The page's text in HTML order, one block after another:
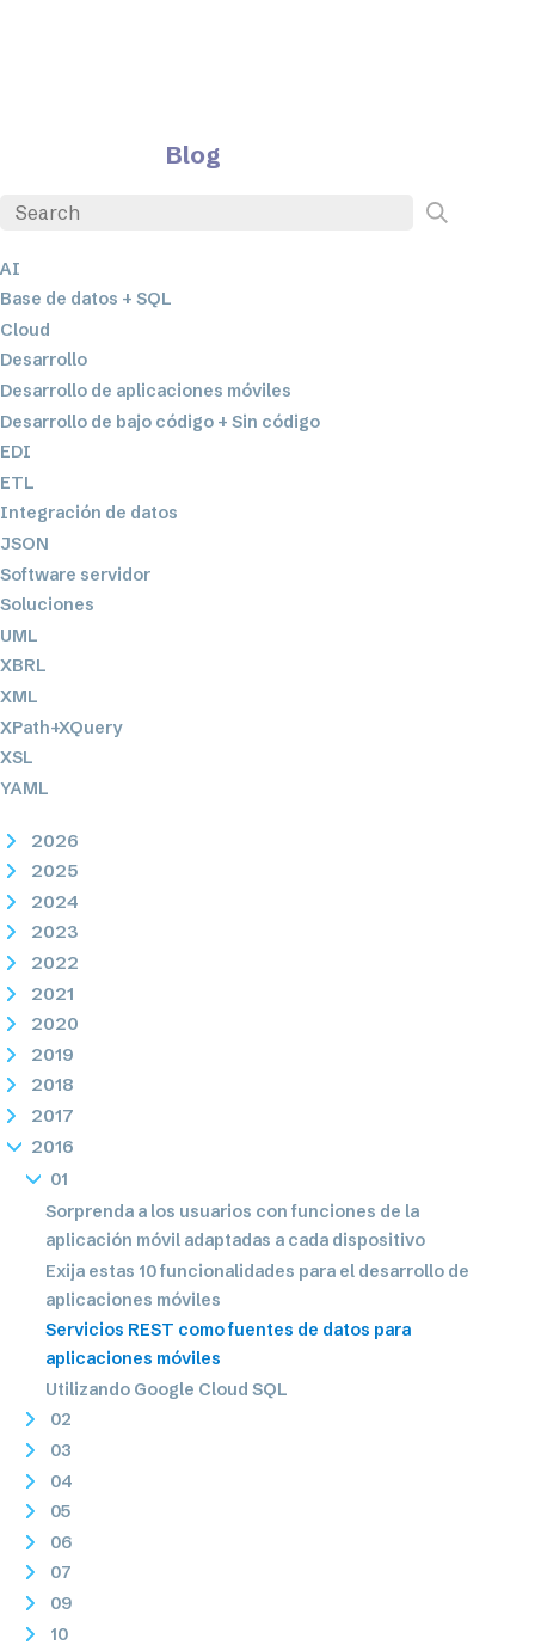
Blog
AI
Base de datos + SQL
Cloud
Desarrollo
Desarrollo de aplicaciones móviles
Desarrollo de bajo código + Sin código
EDI
ETL
Integración de datos
JSON
Software servidor
Soluciones
UML
XBRL
XML
XPath+XQuery
XSL
YAML
2026
2025
2024
2023
2022
2021
2020
2019
2018
2017
2016
01
Sorprenda a los usuarios con funciones de la
aplicación móvil adaptadas a cada dispositivo
Exija estas 10 funcionalidades para el desarrollo de
aplicaciones móviles
Servicios REST como fuentes de datos para
aplicaciones móviles
Utilizando Google Cloud SQL
02
03
04
05
06
07
09
10